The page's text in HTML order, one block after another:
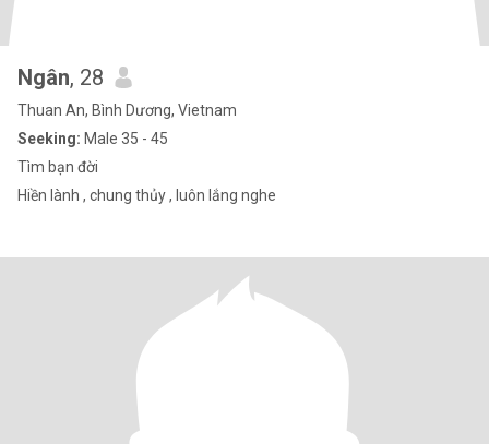
Ngân, 28
Thuan An, Bình Dương, Vietnam
Seeking: Male 35 - 45
Tìm bạn đời
Hiền lành , chung thủy , luôn lắng nghe